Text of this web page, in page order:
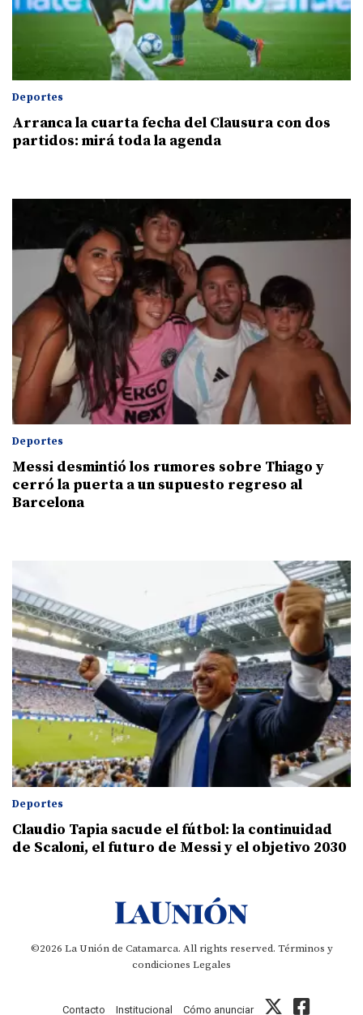
Deportes
Arranca la cuarta fecha del Clausura con dos
partidos: mirá toda la agenda
Deportes
Messi desmintió los rumores sobre Thiago y
cerró la puerta a un supuesto regreso al
Barcelona
Deportes
Claudio Tapia sacude el fútbol: la continuidad
de Scaloni, el futuro de Messi y el objetivo 2030
©2026 La Unión de Catamarca. All rights reserved. Términos y
condiciones Legales
Contacto Institucional Cómo anunciar